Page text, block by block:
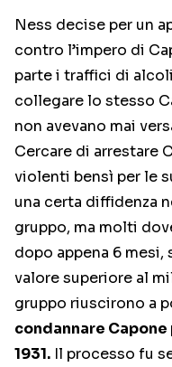
Ness decise per un
contro l’impero di
parte i traffici di
collegare lo stesso
non avevano mai
Cercare di arrestare
violenti bensì per le
una certa diffidenza
gruppo, ma molti
dopo appena 6
valore superiore al
gruppo riuscirono a
condannare
1931. Il processo fu